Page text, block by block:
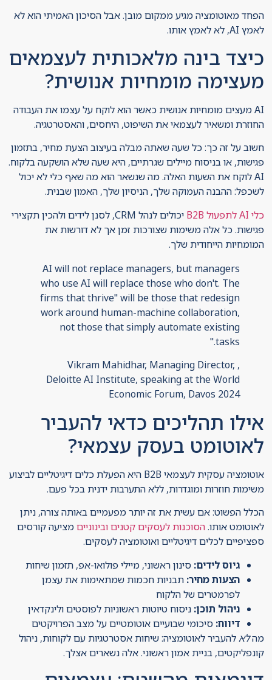
הפחד מאוטומציה מגיע ממקום מובן. אבל הסיכון האמיתי הוא לא
לאמץ AI, לא לאמץ אותו.
כיצד בינה מלאכותית לעצמאים
מעצימה מומחיות אנושית?
AI מעצים מומחיות אנושית כאשר הוא לוקח על עצמו את העבודה
החוזרת ומשאיר לעצמאי את השיפוט, היחסים, והאסטרטגיה.
חשוב על זה כך: כל שעה שאתה מבלה בעיצוב הצעת מחיר, בתזמון
פגישות, או בניסוח מיילים שגרתיים, היא שעה שלא הושקעה בלקוח.
AI לוקח את השעות האלה. מה שנשאר הוא מה שאף כלי לא יכול
לשכפל: ההבנה העמוקה שלך, הניסיון שלך, האמון שבנית.
כלי AI לתפעול B2B
יכולים לנהל CRM, לסנן לידים ולהכין תקצירי
פגישות. כל אלה משימות שצורכות זמן אך לא דורשות את
המומחיות הייחודית שלך.
AI will not replace managers, but managers
who use AI will replace those who don't. The
firms that thrive" will be those that redesign
work around human-machine collaboration,
not those that simply automate existing
tasks."
, Vikram Mahidhar, Managing Director,
Deloitte AI Institute, speaking at the World
Economic Forum, Davos 2024
אילו תהליכים כדאי להעביר
לאוטומט בעסק עצמאי?
אוטומציה עסקית לעצמאי B2B היא הפעלת כלים דיגיטליים לביצוע
משימות חוזרות ומוגדרות, ללא התערבות ידנית בכל פעם.
הכלל הפשוט: אם עשית את זה יותר מפעמיים באותה צורה, ניתן
לאוטומט אותו.הסוכנות לעסקים קטנים ובינונייםמציעה קורסים
ספציפיים לכלים דיגיטליים ואוטומציה לעסקים.
גיוס לידים: סינון ראשוני, מיילי פולואו-אפ, תזמון שיחות
הצעות מחיר: תבניות חכמות שמתאימות את עצמן
לפרמטרים של הלקוח
ניהול תוכן: ניסוח טיוטות ראשוניות לפוסטים ולינקדאין
דיווח: סיכומי שבועיים אוטומטיים על מצב הפרויקטים
מהלאלהעביר לאוטומציה: שיחות אסטרטגיות עם לקוחות, ניהול
קונפליקטים, בניית אמון ראשוני. אלה נשארים אצלך.